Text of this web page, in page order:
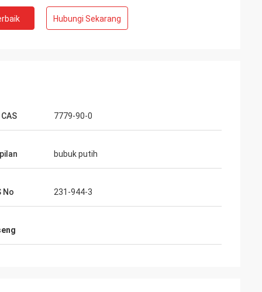
Hubungi Sekarang
7779-90-0
bubuk putih
No 231-944-3